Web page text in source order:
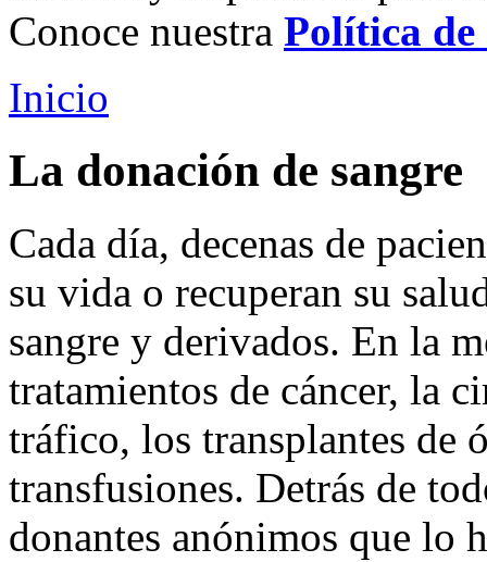
Conoce nuestra Política
Inicio
La donación de sangre
Cada día, decenas de
su vida o recuperan su
sangre y derivados. En la
tratamientos de cáncer, la
tráfico, los transplantes de
transfusiones. Detrás de
donantes anónimos que lo